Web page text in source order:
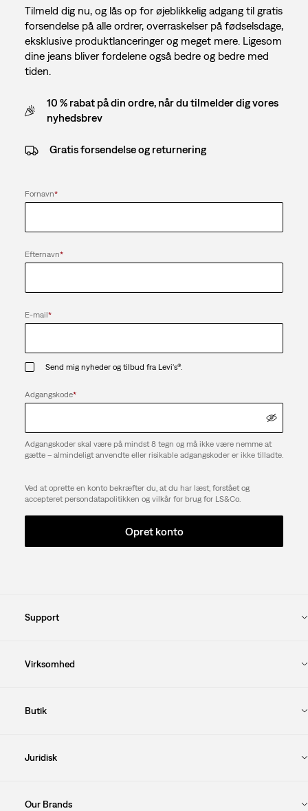
Tilmeld dig nu, og lås op for øjeblikkelig adgang til gratis
forsendelse på alle ordrer, overraskelser på fødselsdage,
eksklusive produktlanceringer og meget mere. Ligesom
dine jeans bliver fordelene også bedre og bedre med
tiden.
10 % rabat på din ordre, når du tilmelder dig vores
nyhedsbrev
Gratis forsendelse og returnering
Fornavn*
Efternavn*
E-mail*
Send mig nyheder og tilbud fra Levi's®.
Adgangskode*
Adgangskoder skal være på mindst 8 tegn og må ikke være nemme at
gætte – almindeligt anvendte eller risikable adgangskoder er ikke tilladte.
Ved at oprette en konto bekræfter du, at du har læst, forstået og
accepteret persondatapolitikken og vilkår for brug for LS&Co.
Opret konto
Support
Virksomhed
Butik
Juridisk
Our Brands